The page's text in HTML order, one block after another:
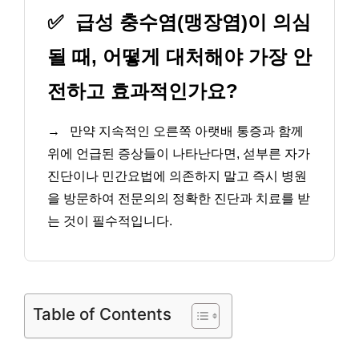
✅ 급성 충수염(맹장염)이 의심
될 때, 어떻게 대처해야 가장 안
전하고 효과적인가요?
→
만약 지속적인 오른쪽 아랫배 통증과 함께
위에 언급된 증상들이 나타난다면, 섣부른 자가
진단이나 민간요법에 의존하지 말고 즉시 병원
을 방문하여 전문의의 정확한 진단과 치료를 받
는 것이 필수적입니다.
Table of Contents